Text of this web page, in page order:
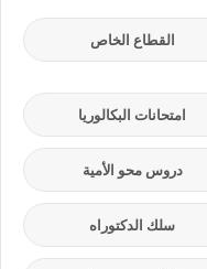
القطاع الخاص
امتحانات البكالوريا
دروس محو الأمية
سلك الدكتوراه